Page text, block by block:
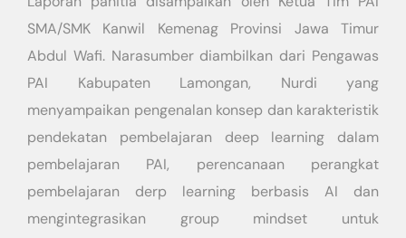
SMA/SMK Kanwil Kemenag Provinsi Jawa Timur
Abdul Wafi. Narasumber diambilkan dari Pengawas
PAI Kabupaten Lamongan, Nurdi yang
menyampaikan pengenalan konsep dan karakteristik
pendekatan pembelajaran deep learning dalam
pembelajaran PAI, perencanaan perangkat
pembelajaran derp learning berbasis AI dan
mengintegrasikan group mindset untuk